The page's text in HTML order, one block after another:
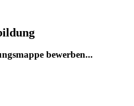
bewerben...